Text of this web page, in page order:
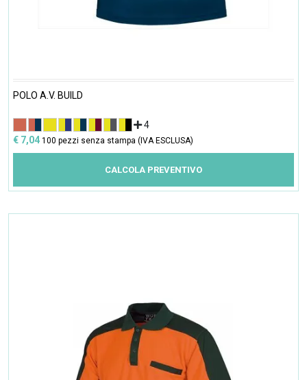
POLO A.V. BUILD
4
€ 7,04 100 pezzi senza stampa (IVA ESCLUSA)
CALCOLA PREVENTIVO